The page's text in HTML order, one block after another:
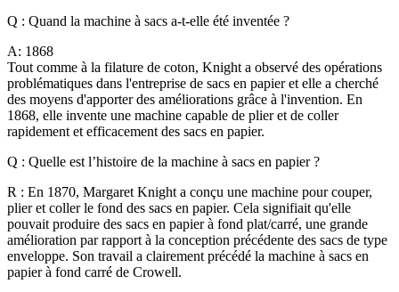
Q : Quand la machine à sacs a-t-elle été inventée ?
A: 1868
Tout comme à la filature de coton, Knight a observé des opérations
problématiques dans l'entreprise de sacs en papier et elle a cherché
des moyens d'apporter des améliorations grâce à l'invention. En
1868, elle invente une machine capable de plier et de coller
rapidement et efficacement des sacs en papier.
Q : Quelle est l’histoire de la machine à sacs en papier ?
R : En 1870, Margaret Knight a conçu une machine pour couper,
plier et coller le fond des sacs en papier. Cela signifiait qu'elle
pouvait produire des sacs en papier à fond plat/carré, une grande
amélioration par rapport à la conception précédente des sacs de type
enveloppe. Son travail a clairement précédé la machine à sacs en
papier à fond carré de Crowell.